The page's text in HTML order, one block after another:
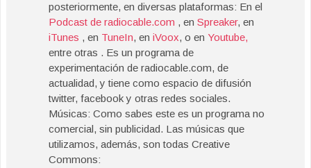
posteriormente, en diversas plataformas: En el
Podcast de radiocable.com , en Spreaker, en
iTunes , en TuneIn, en iVoox, o en Youtube,
entre otras . Es un programa de
experimentación de radiocable.com, de
actualidad, y tiene como espacio de difusión
twitter, facebook y otras redes sociales.
Músicas: Como sabes este es un programa no
comercial, sin publicidad. Las músicas que
utilizamos, además, son todas Creative
Commons: